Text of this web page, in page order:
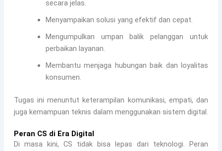
secara jelas.
Menyampaikan solusi yang efektif dan cepat.
Mengumpulkan umpan balik pelanggan untuk
perbaikan layanan.
Membantu menjaga hubungan baik dan loyalitas
konsumen.
Tugas ini menuntut keterampilan komunikasi, empati, dan
juga kemampuan teknis dalam menggunakan sistem digital.
Peran CS di Era Digital
Di masa kini, CS tidak bisa lepas dari teknologi. Peran